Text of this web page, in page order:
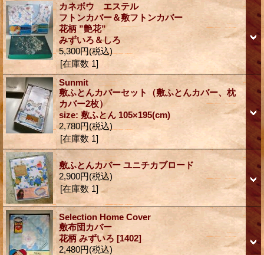
カネボウ エステル
フトンカバー＆敷フトンカバー
花柄 ”艶花”
みずいろ＆しろ
5,300円(税込)
[在庫数 1]
Sunmit
敷ふとんカバーセット（敷ふとんカバー、枕
カバー2枚）
size: 敷ふとん 105×195(cm)
2,780円(税込)
[在庫数 1]
敷ふとんカバー ユニチカブロード
2,900円(税込)
[在庫数 1]
Selection Home Cover
敷布団カバー
花柄 みずいろ [1402]
2,480円(税込)